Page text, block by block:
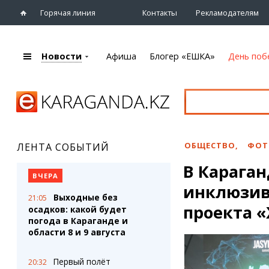
Горячая линия Контакты Рекламодателям
Караганды
eTV
Рассылка новостей
Персоны
Интервью
Афиша
Театры
Спорт
Выставки
Цирк и зоопарк
Лента блогера
Карты
Web-камеры
Новости Афиша Блогер «ЕШКА» День
ЛЕНТА СОБЫТИЙ
ВЧЕРА
21:05
Выходные без
осадков: какой будет
погода в Караганде и
области 8 и 9 августа
20:32
Первый полёт
ОБЩЕСТВО,
В
проекта